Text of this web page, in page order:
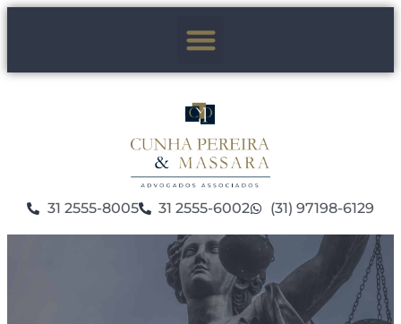
31 2555-8005 31 2555-6002 (31) 97198-6129